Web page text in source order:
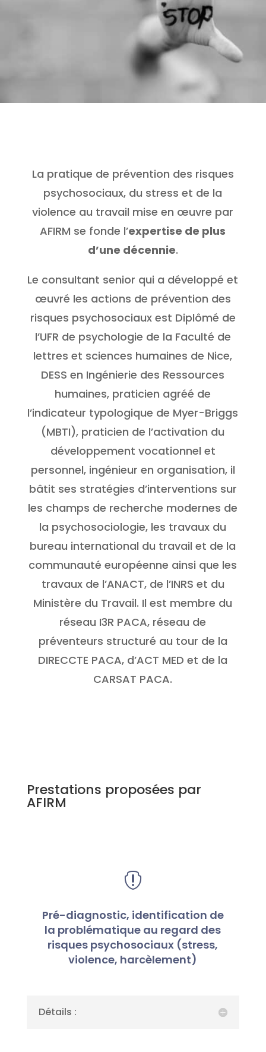
La pratique de prévention des risques
psychosociaux, du stress et de la
violence au travail mise en œuvre par
AFIRM se fonde l’expertise de plus
d’une décennie.
Le consultant senior qui a développé et
œuvré les actions de prévention des
risques psychosociaux est Diplômé de
l’UFR de psychologie de la Faculté de
lettres et sciences humaines de Nice,
DESS en Ingénierie des Ressources
humaines, praticien agréé de
l’indicateur typologique de Myer-Briggs
(MBTI), praticien de l’activation du
développement vocationnel et
personnel, ingénieur en organisation, il
bâtit ses stratégies d’interventions sur
les champs de recherche modernes de
la psychosociologie, les travaux du
bureau international du travail et de la
communauté européenne ainsi que les
travaux de l’ANACT, de l’INRS et du
Ministère du Travail. Il est membre du
réseau I3R PACA, réseau de
préventeurs structuré au tour de la
DIRECCTE PACA, d’ACT MED et de la
CARSAT PACA.
Prestations proposées par
AFIRM

Pré-diagnostic, identification de
la problématique au regard des
risques psychosociaux (stress,
violence, harcèlement)
Détails :